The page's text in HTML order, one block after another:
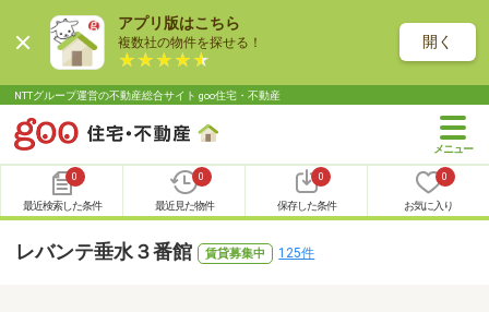
アプリ版はこちら
複数社の物件を探せる！ 開く
NTTグループ運営の不動産総合サイト goo住宅・不動産
0
最近検索した条件
0
最近見た物件
0
保存した条件
0
お気に入り
レバンテ垂水３番館 賃貸募集中 125件